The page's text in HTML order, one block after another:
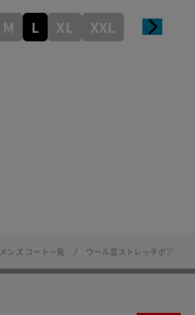
M L XL XXL
メンズ コート一覧 ウール混ストレッチボア・フ